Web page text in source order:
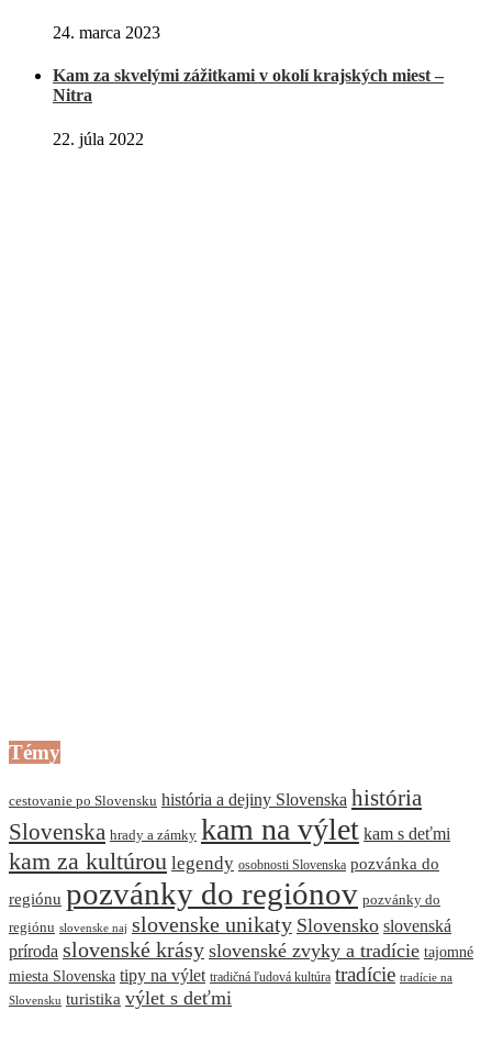
24. marca 2023
Kam za skvelými zážitkami v okolí krajských miest –
Nitra
22. júla 2022
Témy
cestovanie po Slovensku história a dejiny Slovenska história
Slovenska hrady a zámky kam na výlet kam s deťmi
kam za kultúrou legendy osobnosti Slovenska pozvánka do
regiónu pozvánky do regiónov pozvánky do
regiónu slovenske naj slovenske unikaty Slovensko slovenská
príroda slovenské krásy slovenské zvyky a tradície tajomné
miesta Slovenska tipy na výlet tradičná ľudová kultúra tradície tradície na
Slovensku turistika výlet s deťmi